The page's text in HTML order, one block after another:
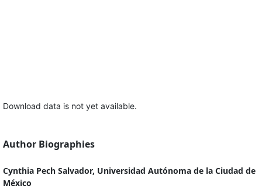
Download data is not yet available.
Author Biographies
Cynthia Pech Salvador, Universidad Autónoma de la Ciudad de
México